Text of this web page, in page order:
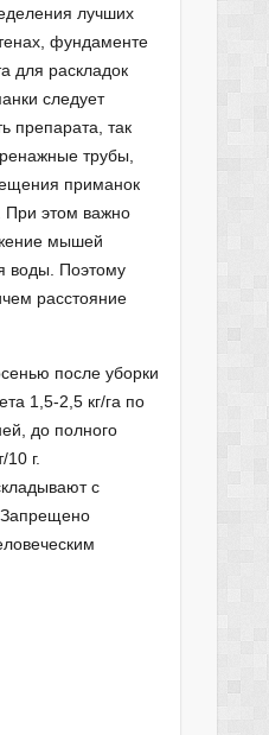
лучших
фундаменте
для раскладок
следует
препарата, так
трубы,
приманок
При этом важно
мышей
воды. Поэтому
расстояние
после уборки
1,5-2,5 кг/га по
до полного
г.
с
Запрещено